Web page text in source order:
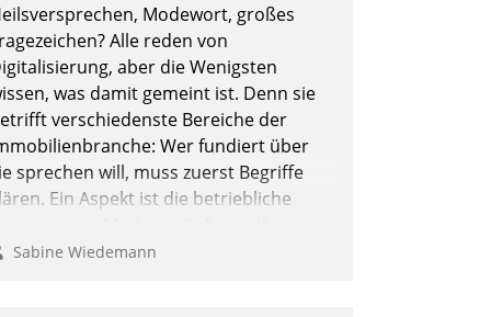
Modewort, großes
Alle reden von
aber die Wenigsten
was damit gemeint ist. Denn sie
verschiedenste Bereiche der
Wer fundiert über
sprechen will, muss zuerst Begriffe
Ein Aspekt ist die betriebliche
große Einsparungen durch
Sabine Wiedemann